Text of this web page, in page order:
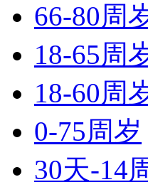
66-80周
18-65周
18-60周
0-75周岁
30天-14